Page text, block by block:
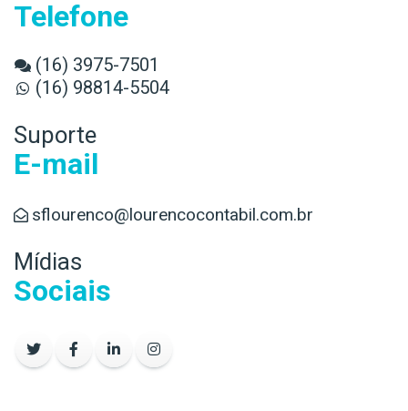
Telefone
(16) 3975-7501
(16) 98814-5504
Suporte
E-mail
sflourenco@lourencocontabil.com.br
Mídias
Sociais